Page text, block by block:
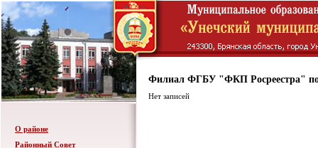
О районе
Районный Совет
Филиал ФГБУ "ФКП Росреестра" по
Нет записей